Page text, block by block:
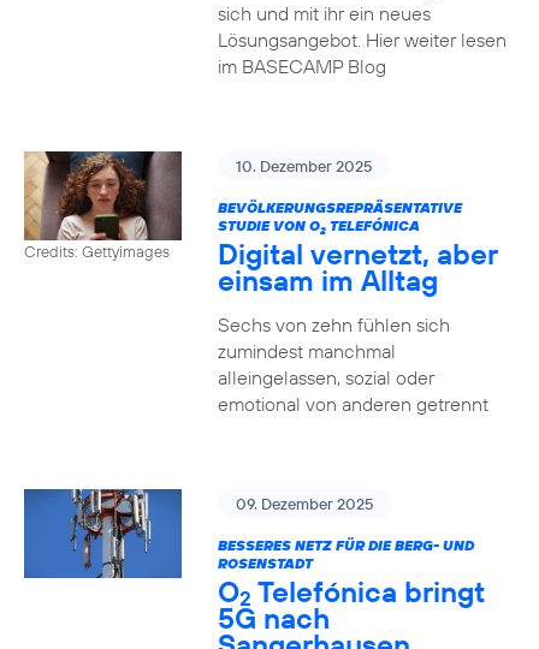
sich und mit ihr ein neues
Lösungsangebot. Hier weiter lesen
im BASECAMP Blog
Credits: Gettyimages
10. Dezember 2025
BEVÖLKERUNGSREPRÄSENTATIVE
STUDIE VON O2TELEFÓNICA
Digital vernetzt, aber
einsam im Alltag
Sechs von zehn fühlen sich
zumindest manchmal
alleingelassen, sozial oder
emotional von anderen getrennt
09. Dezember 2025
BESSERES NETZ FÜR DIE BERG- UND
ROSENSTADT
O2 Telefónica bringt
5G nach